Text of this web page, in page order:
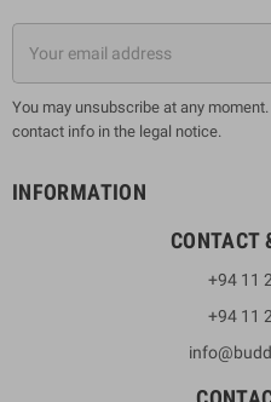
You may unsubscribe at any
contact info in the legal notice.
INFORMATION
CONTACT
+94 11
+94 11